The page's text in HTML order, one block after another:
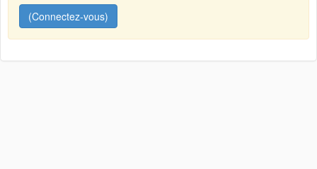
(Connectez-vous)